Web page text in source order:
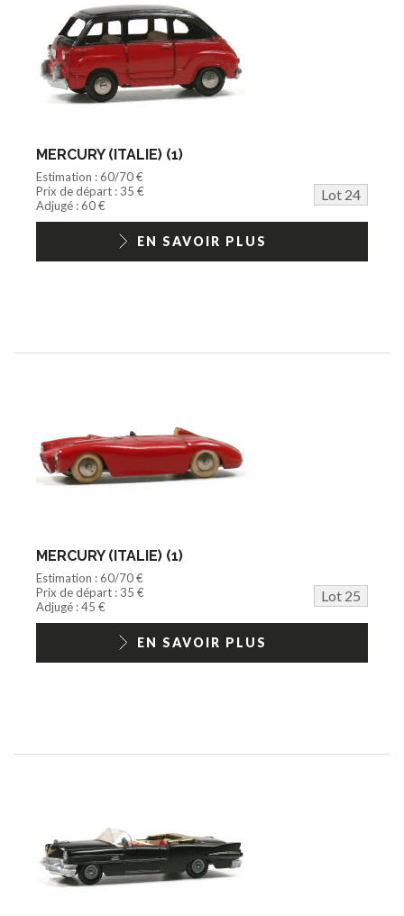
MERCURY (ITALIE) (1)
Estimation : 60/70 €
Prix de départ : 35 €
Lot 24
Adjugé : 60 €
EN SAVOIR PLUS
MERCURY (ITALIE) (1)
Estimation : 60/70 €
Prix de départ : 35 €
Lot 25
Adjugé : 45 €
EN SAVOIR PLUS